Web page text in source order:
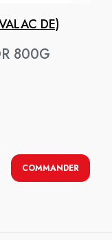
DE)
800G
COMMANDER